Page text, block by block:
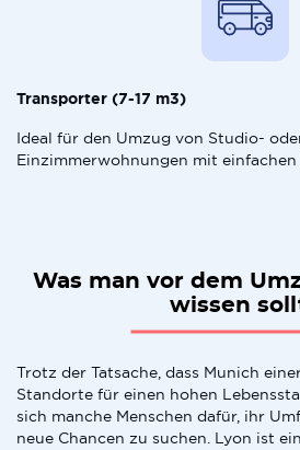
Transporter (7-17 m3)
Ideal für den Umzug von Studio-
Einzimmerwohnungen mit einfachen
Was man vor dem
wissen
Trotz der Tatsache, dass Munich
Standorte für einen hohen
sich manche Menschen dafür, ihr
neue Chancen zu suchen. Lyon ist